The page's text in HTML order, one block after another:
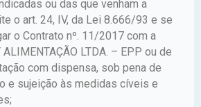
ou das que venham a
o art. 24, IV, da Lei 8.666/93 e se
o Contrato nº. 11/2017 com a
LTDA. – EPP ou de
com dispensa, sob pena de
e sujeição às medidas cíveis e